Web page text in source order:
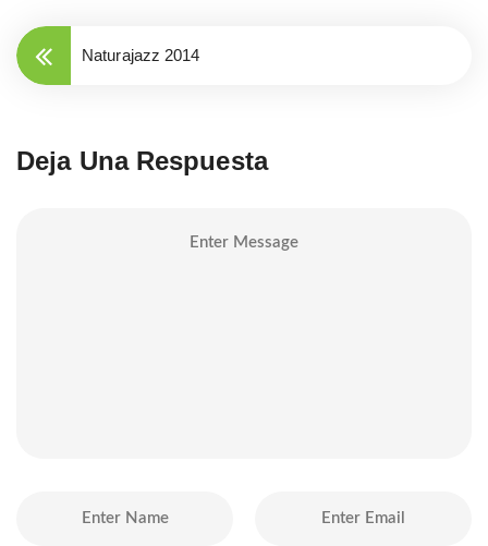
Naturajazz 2014
Deja Una Respuesta